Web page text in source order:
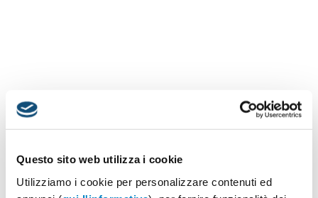
Questo sito web utilizza i cookie
Utilizziamo i cookie per personalizzare contenuti ed